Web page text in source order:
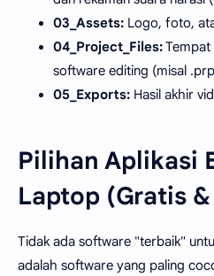
03_Assets: Logo, foto,
04_Project_Files:
software editing (misal
05_Exports: Hasil akhir
Pilihan Aplikasi
Laptop (Gratis
Tidak ada software "terbaik"
adalah software yang paling